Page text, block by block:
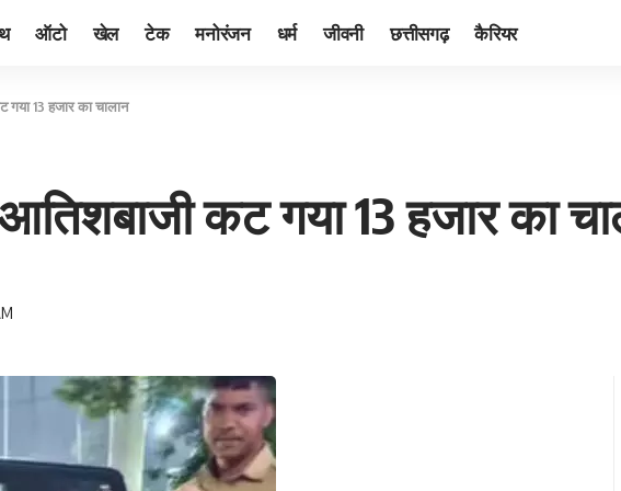
ऑटो खेल टेक मनोरंजन धर्म जीवनी छत्तीसगढ़ कैरियर
गया 13 हजार का चालान
कट गया 13 हजार का